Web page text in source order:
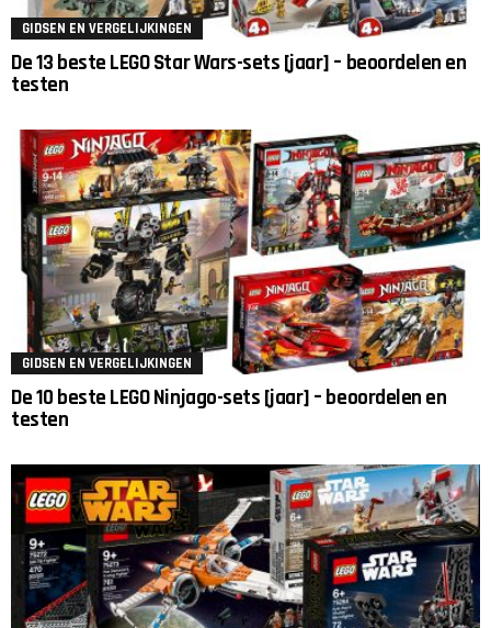
GIDSEN EN VERGELIJKINGEN
De 13 beste LEGO Star Wars-sets [jaar] – beoordelen en
testen
GIDSEN EN VERGELIJKINGEN
De 10 beste LEGO Ninjago-sets [jaar] – beoordelen en
testen